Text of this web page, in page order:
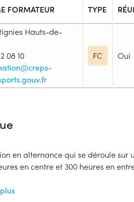
FORMATEUR TYPE
Hauts-de-
08 10
FC Oui
complète les informations
(TEP), il faut fournir : Une
AFPS, PSE ...) Un certificat
de l’entrée en formation ;
en alternance qui se déroule sur
en centre et 300 heures en